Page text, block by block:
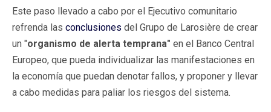
Este paso llevado a cabo por el Ejecutivo comunitario
refrenda las conclusiones del Grupo de Larosière de crear
un "organismo de alerta temprana" en el Banco Central
Europeo, que pueda individualizar las manifestaciones en
la economía que puedan denotar fallos, y proponer y llevar
a cabo medidas para paliar los riesgos del sistema.